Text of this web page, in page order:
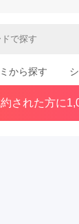
京都(383)
千
から探す
された方に